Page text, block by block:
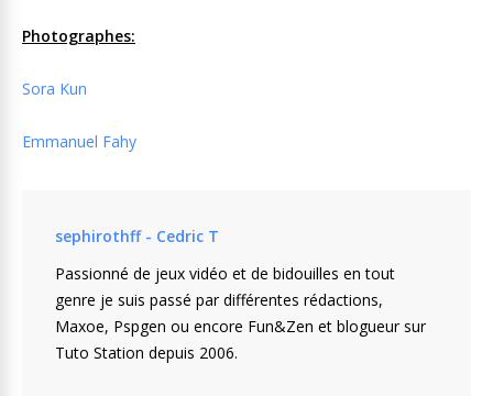
Photographes:
Sora Kun
Emmanuel Fahy
sephirothff - Cedric T
Passionné de jeux vidéo et de bidouilles en tout
genre je suis passé par différentes rédactions,
Maxoe, Pspgen ou encore Fun&Zen et blogueur sur
Tuto Station depuis 2006.